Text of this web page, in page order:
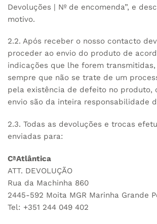
Devoluções | Nº de encomenda”, e
motivo.
2.2. Após receber o nosso contacto
proceder ao envio do produto de
indicações que lhe forem
sempre que não se trate de um
pela existência de defeito no produto,
envio são da inteira responsabilidade
2.3. Todas as devoluções e trocas
enviadas para:
CªAtlântica
ATT. DEVOLUÇÃO
Rua da Machinha 860
2445-592 Moita MGR Marinha Grande
Tel: +351 244 049 402